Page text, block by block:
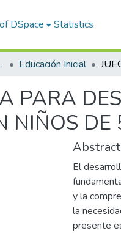
DSpace Statistics
- Tesis Educación Inicial
PARA
NIÑOS
Abstract
El
y la
la
presente